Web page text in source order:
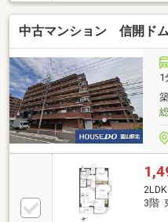
中古マンション 信開ド
1
3階